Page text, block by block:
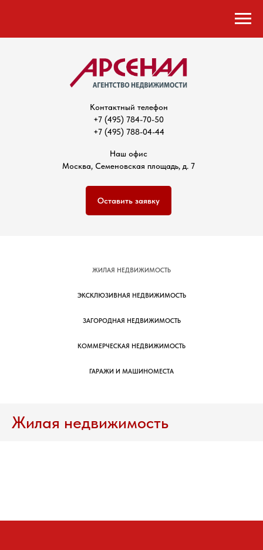
Контактный телефон
+7 (495) 784-70-50
+7 (495) 788-04-44
Наш офис
Москва, Семеновская площадь, д. 7
Оставить заявку
ЖИЛАЯ НЕДВИЖИМОСТЬ
ЭКСКЛЮЗИВНАЯ НЕДВИЖИМОСТЬ
ЗАГОРОДНАЯ НЕДВИЖИМОСТЬ
КОММЕРЧЕСКАЯ НЕДВИЖИМОСТЬ
ГАРАЖИ И МАШИНОМЕСТА
Жилая недвижимость